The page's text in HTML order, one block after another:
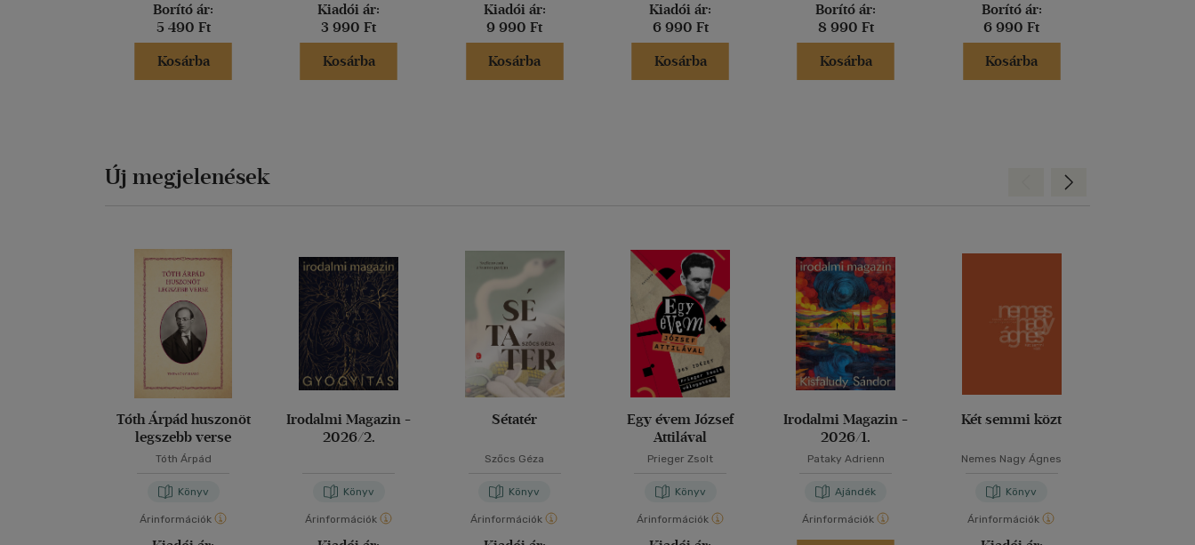
Borító ár:
5 490 Ft
Kosárba
Kiadói ár:
3 990 Ft
Kosárba
Kiadói ár:
9 990 Ft
Kosárba
Kiadói ár:
6 990 Ft
Kosárba
Borító ár:
8 990 Ft
Kosárba
Borító ár:
6 990 Ft
Kosárba
Új megjelenések
Tóth Árpád huszonöt
legszebb verse
Tóth Árpád
Könyv
Árinformációk
Irodalmi Magazin -
2026/2.
Könyv
Árinformációk
Sétatér
Szőcs Géza
Könyv
Árinformációk
Egy évem József
Attilával
Prieger Zsolt
Könyv
Árinformációk
Irodalmi Magazin -
2026/1.
Pataky Adrienn
Ajándék
Árinformációk
Két semmi közt
Nemes Nagy Ágnes
Könyv
Árinformációk
Előre